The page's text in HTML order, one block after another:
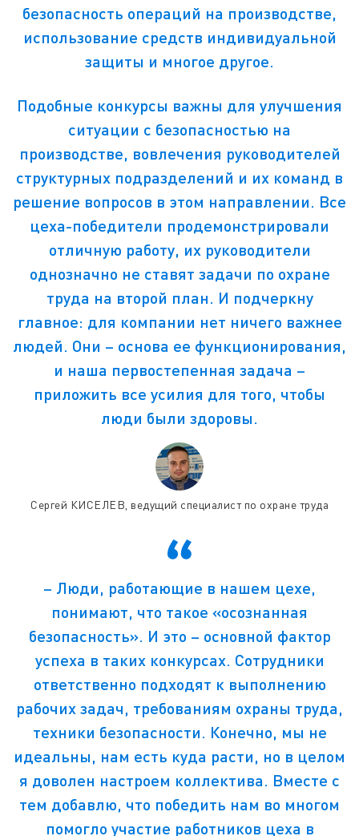
безопасность операций на производстве,
использование средств индивидуальной
защиты и многое другое.
Подобные конкурсы важны для улучшения
ситуации с безопасностью на
производстве, вовлечения руководителей
структурных подразделений и их команд в
решение вопросов в этом направлении. Все
цеха-победители продемонстрировали
отличную работу, их руководители
однозначно не ставят задачи по охране
труда на второй план. И подчеркну
главное: для компании нет ничего важнее
людей. Они – основа ее функционирования,
и наша первостепенная задача –
приложить все усилия для того, чтобы
люди были здоровы.
Сергей КИСЕЛЕВ, ведущий специалист по охране труда
– Люди, работающие в нашем цехе,
понимают, что такое «осознанная
безопасность». И это – основной фактор
успеха в таких конкурсах. Сотрудники
ответственно подходят к выполнению
рабочих задач, требованиям охраны труда,
техники безопасности. Конечно, мы не
идеальны, нам есть куда расти, но в целом
я доволен настроем коллектива. Вместе с
тем добавлю, что победить нам во многом
помогло участие работников цеха в